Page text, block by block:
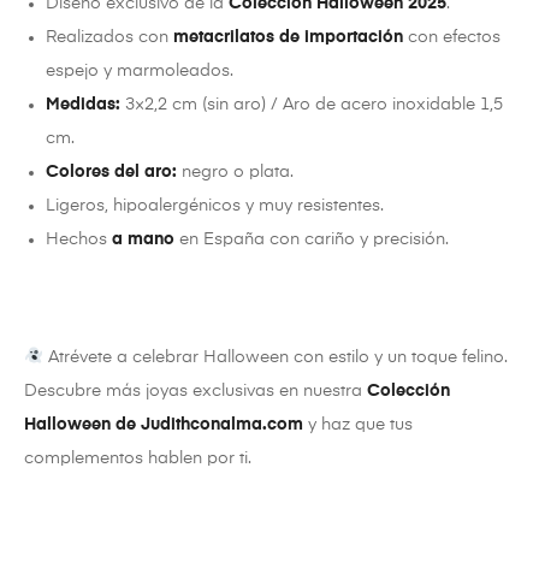
Realizados con metacrilatos de importación con efectos
espejo y marmoleados.
Medidas: 3×2,2 cm (sin aro) / Aro de acero inoxidable 1,5
cm.
Colores del aro: negro o plata.
Ligeros, hipoalergénicos y muy resistentes.
Hechosa mano en España con cariño y precisión.
Atrévete a celebrar Halloween con estilo y un toque felino.
Descubre más joyas exclusivas en nuestra Colección
Halloween de Judithconalma.com y haz que tus
complementos hablen por ti.